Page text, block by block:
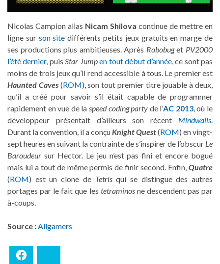
Nicolas Campion alias Nicam Shilova continue de mettre en
ligne sur son site différents petits jeux gratuits en marge de
ses productions plus ambitieuses. Après Robobuget PV2000
l’été dernier, puisStar Jumpen tout début d’année, ce sont pas
moins de trois jeux qu’il rend accessible à tous. Le premier est
Haunted Caves(ROM), son tout premier titre jouable à deux,
qu’il a créé pour savoir s’il était capable de programmer
rapidement en vue de la speed coding party de l’AC 2013, où le
développeur présentait d’ailleurs son récent Mindwalls.
Durant la convention, il a conçuKnight Quest(ROM) en vingt-
sept heures en suivant la contrainte de s’inspirer de l’obscur Le
Baroudeur sur Hector. Le jeu n’est pas fini et encore bogué
mais lui a tout de même permis de finir second. Enfin, Quatre
(ROM) est un clone de Tetrisqui se distingue des autres
portages par le fait que les tetraminosne descendent pas par
à-coups.
Source :Allgamers